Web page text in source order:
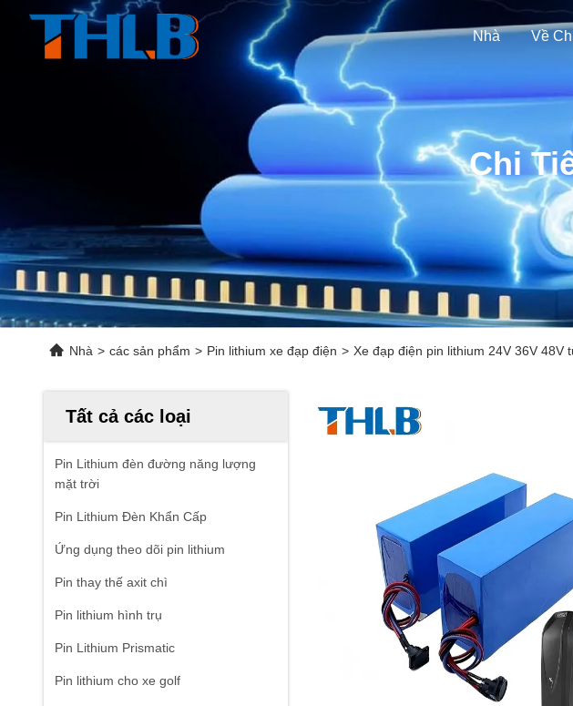
Nhà
Chi
Nhà > các sản phẩm > Pin lithium xe đạp điện > Xe đạp điện pin lithium 24V 36V 48V
Tất cả các loại
Pin Lithium đèn đường năng lượng
mặt trời
Pin Lithium Đèn Khẩn Cấp
Ứng dụng theo dõi pin lithium
Pin thay thế axit chì
Pin lithium hình trụ
Pin Lithium Prismatic
Pin lithium cho xe golf